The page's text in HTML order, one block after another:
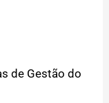
de Gestão do